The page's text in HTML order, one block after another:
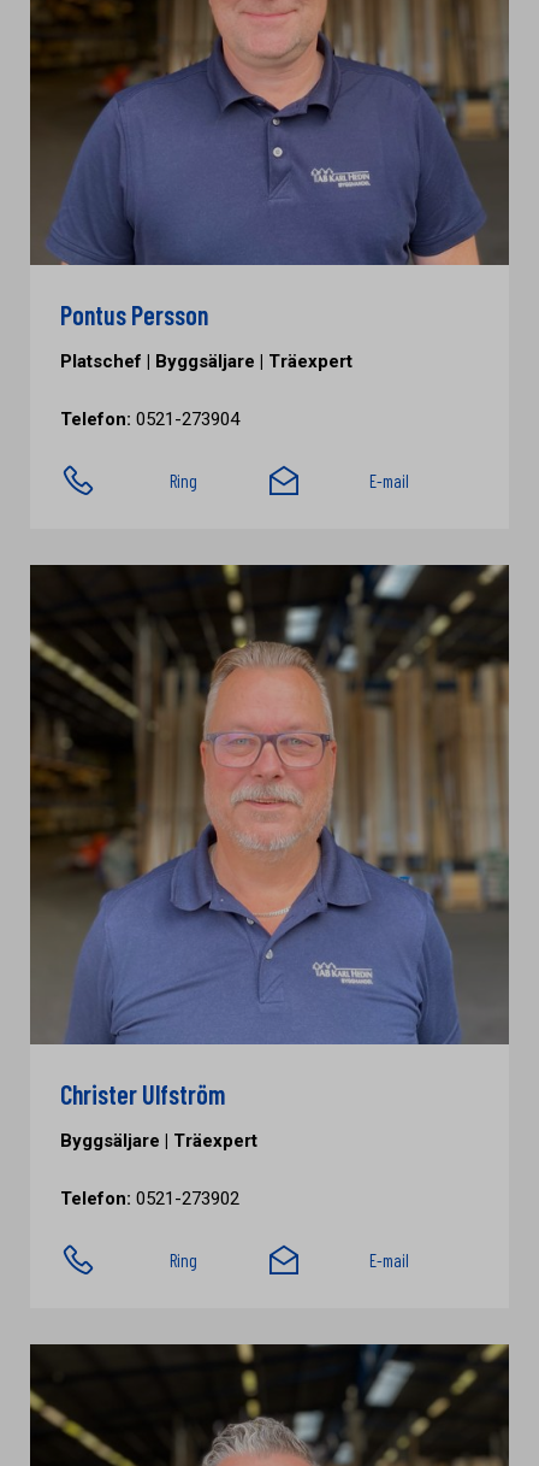
Pontus Persson
Platschef | Byggsäljare | Träexpert
Telefon: 0521-273904
Ring E-mail
Christer Ulfström
Byggsäljare | Träexpert
Telefon: 0521-273902
Ring E-mail